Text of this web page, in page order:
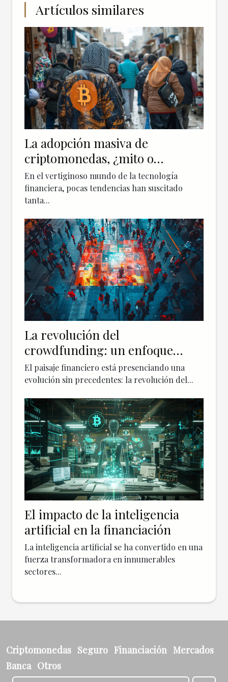
Artículos similares
La adopción masiva de
criptomonedas, ¿mito o
realidad?
En el vertiginoso mundo de la tecnología
financiera, pocas tendencias han suscitado
tanta...
La revolución del
crowdfunding: un enfoque
renovado en la financiación
El paisaje financiero está presenciando una
evolución sin precedentes: la revolución del...
El impacto de la inteligencia
artificial en la financiación
La inteligencia artificial se ha convertido en una
fuerza transformadora en innumerables
sectores...
Criptomonedas Seguro Financiación Mercados
Banca Otros